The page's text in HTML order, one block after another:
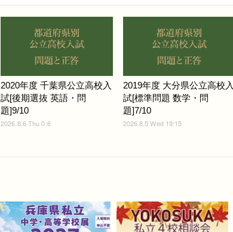
2020年度 千葉県公立高校入
試[後期選抜 英語・問
題]9/10
2026.8.6 Thu 0:6
2019年度 大分県公立高校入
試[標準問題 数学・問
題]7/10
2026.8.5 Wed 19:15